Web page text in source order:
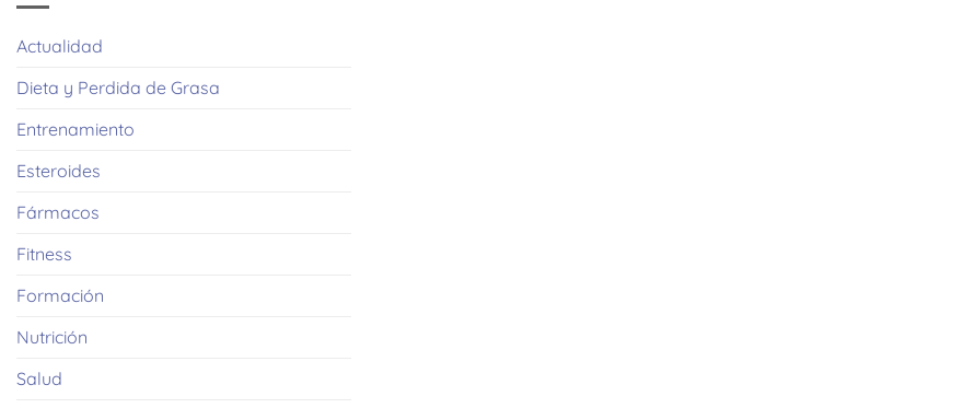
Actualidad
Dieta y Perdida de Grasa
Entrenamiento
Esteroides
Fármacos
Fitness
Formación
Nutrición
Salud